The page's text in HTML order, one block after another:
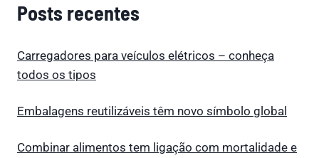
Posts recentes
Carregadores para veículos elétricos – conheça
todos os tipos
Embalagens reutilizáveis têm novo símbolo global
Combinar alimentos tem ligação com mortalidade e